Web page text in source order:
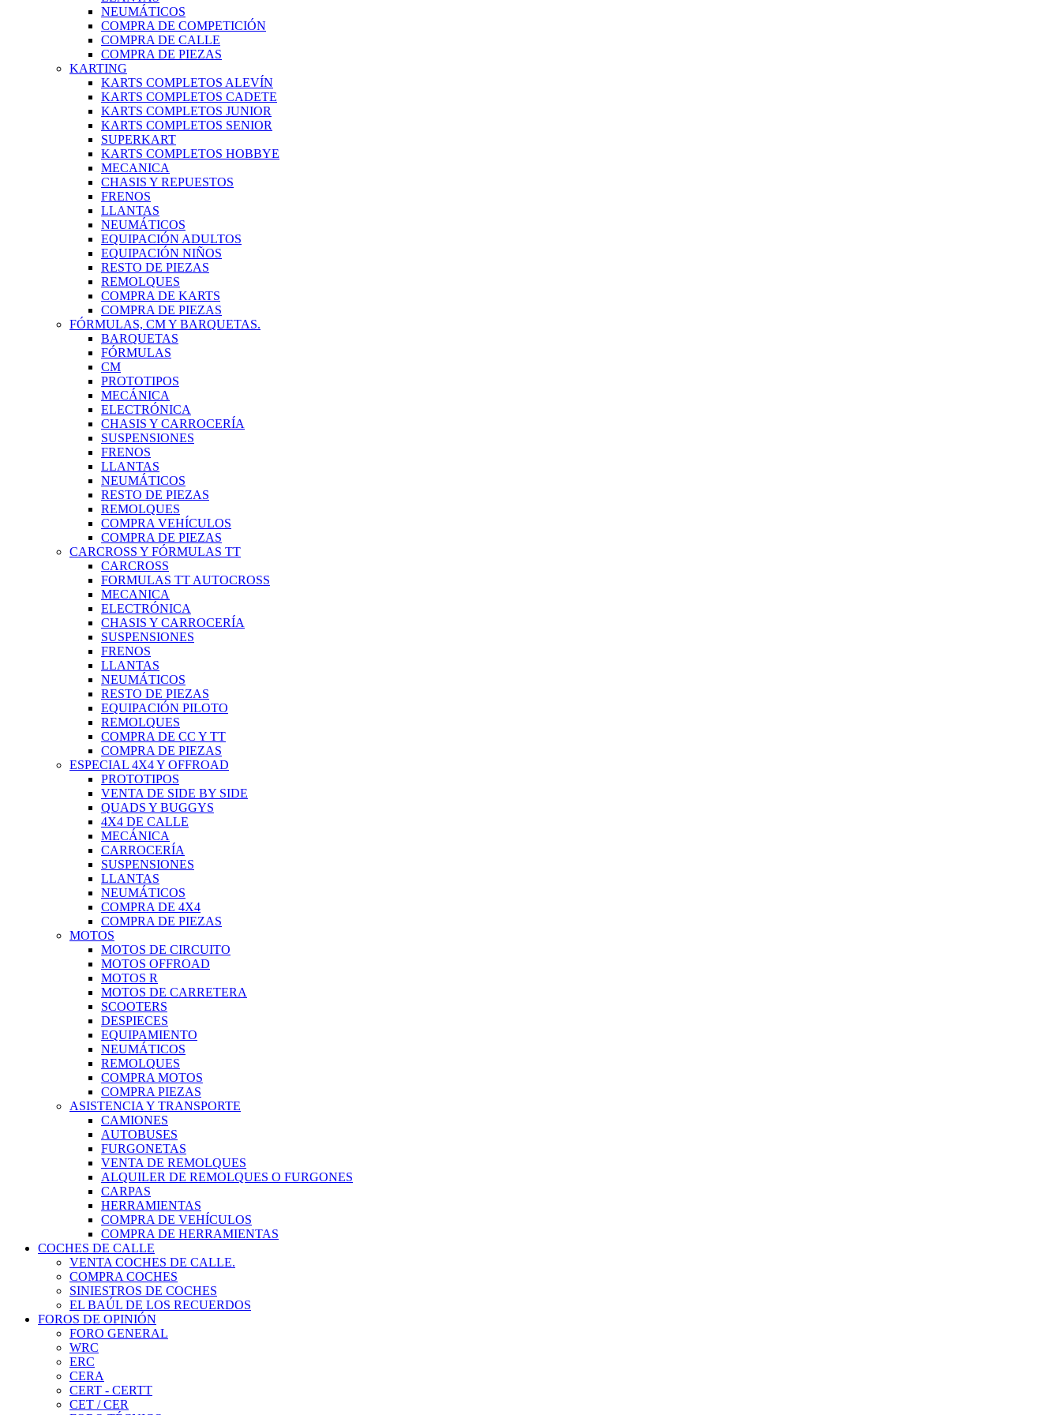
NEUMÁTICOS
COMPRA DE COMPETICIÓN
COMPRA DE CALLE
COMPRA DE PIEZAS
KARTING
KARTS COMPLETOS ALEVÍN
KARTS COMPLETOS CADETE
KARTS COMPLETOS JUNIOR
KARTS COMPLETOS SENIOR
SUPERKART
KARTS COMPLETOS HOBBYE
MECANICA
CHASIS Y REPUESTOS
FRENOS
LLANTAS
NEUMÁTICOS
EQUIPACIÓN ADULTOS
EQUIPACIÓN NIÑOS
RESTO DE PIEZAS
REMOLQUES
COMPRA DE KARTS
COMPRA DE PIEZAS
FÓRMULAS, CM Y BARQUETAS.
BARQUETAS
FÓRMULAS
CM
PROTOTIPOS
MECÁNICA
ELECTRÓNICA
CHASIS Y CARROCERÍA
SUSPENSIONES
FRENOS
LLANTAS
NEUMÁTICOS
RESTO DE PIEZAS
REMOLQUES
COMPRA VEHÍCULOS
COMPRA DE PIEZAS
CARCROSS Y FÓRMULAS TT
CARCROSS
FORMULAS TT AUTOCROSS
MECANICA
ELECTRÓNICA
CHASIS Y CARROCERÍA
SUSPENSIONES
FRENOS
LLANTAS
NEUMÁTICOS
RESTO DE PIEZAS
EQUIPACIÓN PILOTO
REMOLQUES
COMPRA DE CC Y TT
COMPRA DE PIEZAS
ESPECIAL 4X4 Y OFFROAD
PROTOTIPOS
VENTA DE SIDE BY SIDE
QUADS Y BUGGYS
4X4 DE CALLE
MECÁNICA
CARROCERÍA
SUSPENSIONES
LLANTAS
NEUMÁTICOS
COMPRA DE 4X4
COMPRA DE PIEZAS
MOTOS
MOTOS DE CIRCUITO
MOTOS OFFROAD
MOTOS R
MOTOS DE CARRETERA
SCOOTERS
DESPIECES
EQUIPAMIENTO
NEUMÁTICOS
REMOLQUES
COMPRA MOTOS
COMPRA PIEZAS
ASISTENCIA Y TRANSPORTE
CAMIONES
AUTOBUSES
FURGONETAS
VENTA DE REMOLQUES
ALQUILER DE REMOLQUES O FURGONES
CARPAS
HERRAMIENTAS
COMPRA DE VEHÍCULOS
COMPRA DE HERRAMIENTAS
COCHES DE CALLE
VENTA COCHES DE CALLE.
COMPRA COCHES
SINIESTROS DE COCHES
EL BAÚL DE LOS RECUERDOS
FOROS DE OPINIÓN
FORO GENERAL
WRC
ERC
CERA
CERT - CERTT
CET / CER